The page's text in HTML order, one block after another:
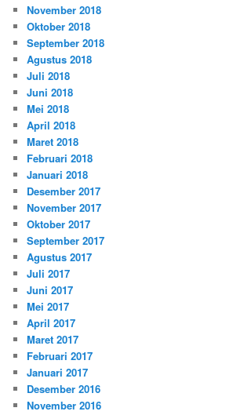
November 2018
Oktober 2018
September 2018
Agustus 2018
Juli 2018
Juni 2018
Mei 2018
April 2018
Maret 2018
Februari 2018
Januari 2018
Desember 2017
November 2017
Oktober 2017
September 2017
Agustus 2017
Juli 2017
Juni 2017
Mei 2017
April 2017
Maret 2017
Februari 2017
Januari 2017
Desember 2016
November 2016